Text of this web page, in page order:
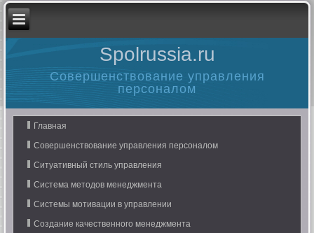
Spolrussia.ru
Совершенствование управления
персоналом
Главная
Совершенствование управления персоналом
Ситуативный стиль управления
Система методов менеджмента
Системы мотивации в управлении
Создание качественного менеджмента